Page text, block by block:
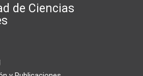
de Ciencias